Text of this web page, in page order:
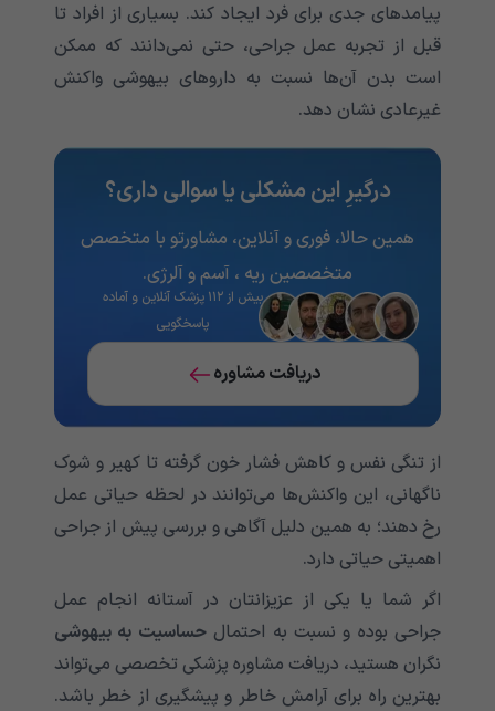
پیامدهای جدی برای فرد ایجاد کند. بسیاری از افراد تا
قبل از تجربه عمل جراحی، حتی نمی‌دانند که ممکن
است بدن آن‌ها نسبت به داروهای بیهوشی واکنش
غیرعادی نشان دهد.
درگیرِ این مشکلی یا سوالی داری؟
همین حالا، فوری و آنلاین، مشاورتو با متخصص
متخصصین ریه ، آسم و آلرژی.
بیش از ۱۱۲ پزشک آنلاین و آماده
پاسخگویی
دریافت مشاوره
از تنگی نفس و کاهش فشار خون گرفته تا کهیر و شوک
ناگهانی، این واکنش‌ها می‌توانند در لحظه حیاتی عمل
رخ دهند؛ به همین دلیل آگاهی و بررسی پیش از جراحی
اهمیتی حیاتی دارد.
اگر شما یا یکی از عزیزانتان در آستانه انجام عمل
جراحی بوده و نسبت به احتمالحساسیت به بیهوشی
نگران هستید، دریافت مشاوره پزشکی تخصصی می‌تواند
بهترین راه برای آرامش خاطر و پیشگیری از خطر باشد.